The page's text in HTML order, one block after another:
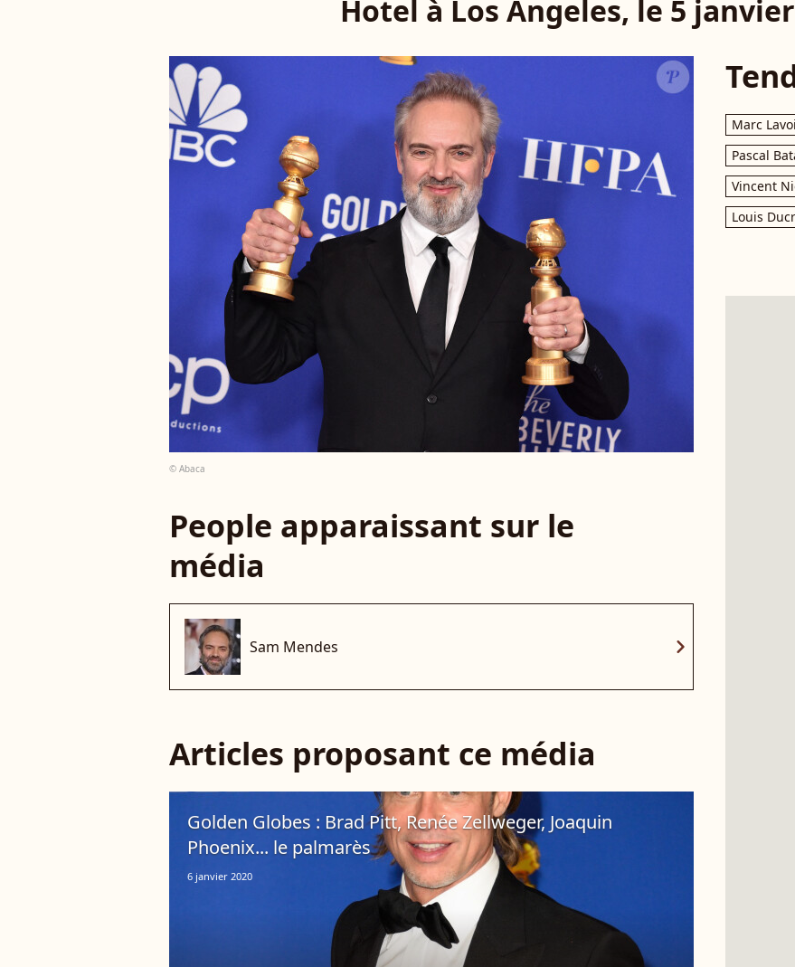
Hotel à Los Angeles, le 5
© Abaca
People apparaissant sur le
média
Sam Mendes chevron_right
Articles proposant ce média
Golden Globes : Brad Pitt, Renée Zellweger, Joaquin
Phoenix... le palmarès
6 janvier 2020
Marc
Pascal
Vincent
Louis